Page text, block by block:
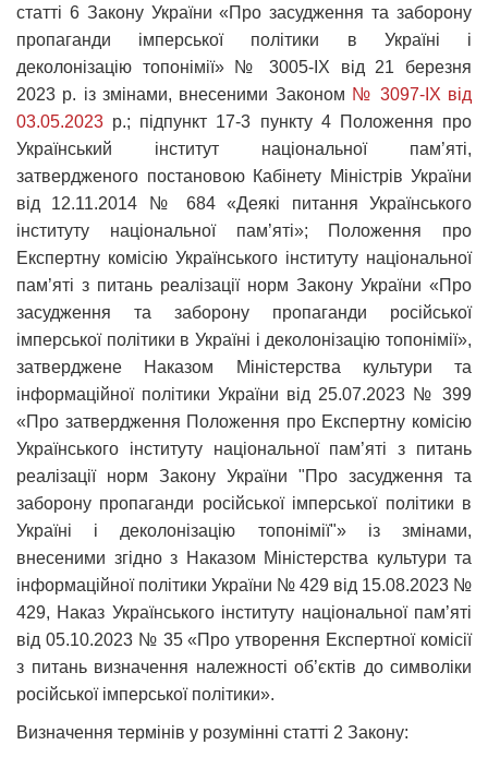
статті 6 Закону України «Про засудження та заборону
пропаганди імперської політики в Україні і
деколонізацію топонімії» № 3005-ІХ від 21 березня
2023 р. із змінами, внесеними Законом № 3097-IX від
03.05.2023 р.; підпункт 17-3 пункту 4 Положення про
Український інститут національної пам’яті,
затвердженого постановою Кабінету Міністрів України
від 12.11.2014 № 684 «Деякі питання Українського
інституту національної пам’яті»; Положення про
Експертну комісію Українського інституту національної
пам’яті з питань реалізації норм Закону України «Про
засудження та заборону пропаганди російської
імперської політики в Україні і деколонізацію топонімії»,
затверджене Наказом Міністерства культури та
інформаційної політики України від 25.07.2023 № 399
«Про затвердження Положення про Експертну комісію
Українського інституту національної пам’яті з питань
реалізації норм Закону України "Про засудження та
заборону пропаганди російської імперської політики в
Україні і деколонізацію топонімії"» із змінами,
внесеними згідно з Наказом Міністерства культури та
інформаційної політики України № 429 від 15.08.2023 №
429, Наказ Українського інституту національної пам’яті
від 05.10.2023 № 35 «Про утворення Експертної комісії
з питань визначення належності об’єктів до символіки
російської імперської політики».
Визначення термінів у розумінні статті 2 Закону: